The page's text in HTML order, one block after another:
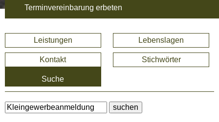
Terminvereinbarung erbeten
Leistungen Lebenslagen
Kontakt Stichwörter
Suche